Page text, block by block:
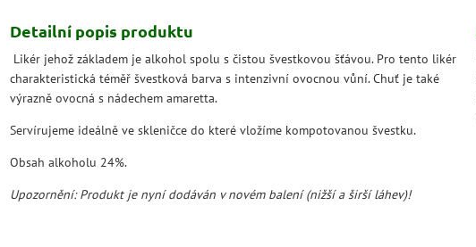
Detailní popis produktu
Likér jehož základem je alkohol spolu s čistou švestkovou šťávou. Pro tento likér
charakteristická téměř švestková barva s intenzivní ovocnou vůní. Chuť je také
výrazně ovocná s nádechem amaretta.
Servírujeme ideálně ve skleničce do které vložíme kompotovanou švestku.
Obsah alkoholu 24%.
Upozornění: Produkt je nyní dodáván v novém balení (nižší a širší láhev)!